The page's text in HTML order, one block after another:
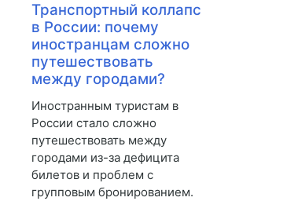
Транспортный коллапс
в России: почему
иностранцам сложно
путешествовать
между городами?
Иностранным туристам в
России стало сложно
путешествовать между
городами из-за дефицита
билетов и проблем с
групповым бронированием.